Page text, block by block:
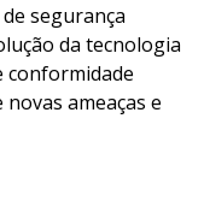
segurança
da tecnologia
conformidade
ameaças e